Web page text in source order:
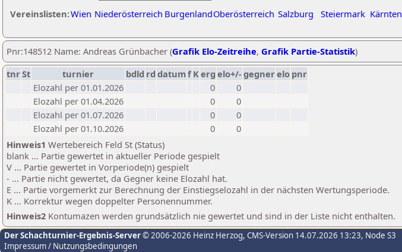
Vereinslisten:Wien Niederösterreich BurgenlandOberösterreich Salzburg Steiermark Kärnten
Pnr:148512 Name: Andreas Grünbacher (Grafik Elo-Zeitreihe, Grafik Partie-Statistik)
tnrSt turnier bdld rd datumf Kerg elo+/-gegnerelo pnr
Elozahl per 01.01.2026
0
0
Elozahl per 01.04.2026
0
0
Elozahl per 01.07.2026
0
0
Elozahl per 01.10.2026
0
0
Hinweis1 Wertebereich Feld St (Status)
blank ... Partie gewertet in aktueller Periode gespielt
V ... Partie gewertet in Vorperiode(n) gespielt
- ... Partie nicht gewertet, da Gegner keine Elozahl hat.
E ... Partie vorgemerkt zur Berechnung der Einstiegselozahl in der nächsten Wertungsperiode.
K ... Korrektur wegen doppelter Personennummer.
Hinweis2 Kontumazen werden grundsätzlich nie gewertet und sind in der Liste nicht enthalten.
Der Schachturnier-Ergebnis-Server© 2006-2026 Heinz Herzog, CMS-Version 14.07.2026 13:23, Node S3
Impressum / Nutzungsbedingungen